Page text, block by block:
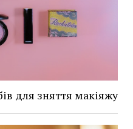
для зняття макіяжу